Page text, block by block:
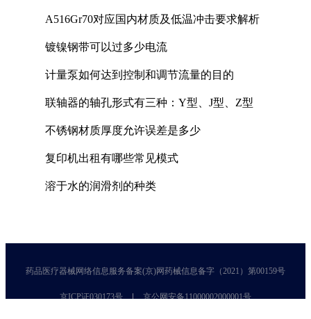
A516Gr70对应国内材质及低温冲击要求解析
镀镍钢带可以过多少电流
计量泵如何达到控制和调节流量的目的
联轴器的轴孔形式有三种：Y型、J型、Z型
不锈钢材质厚度允许误差是多少
复印机出租有哪些常见模式
溶于水的润滑剂的种类
药品医疗器械网络信息服务备案(京)网药械信息备字（2021）第00159号
京ICP证030173号 京公网安备11000002000001号